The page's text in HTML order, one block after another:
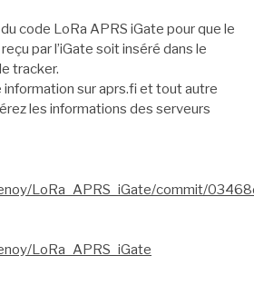
code LoRa APRS iGate pour que le
par l’iGate soit inséré dans le
tracker.
sur aprs.fi et tout autre
les informations des serveurs
LoRa_APRS_iGate/commit/
LoRa_APRS_iGate